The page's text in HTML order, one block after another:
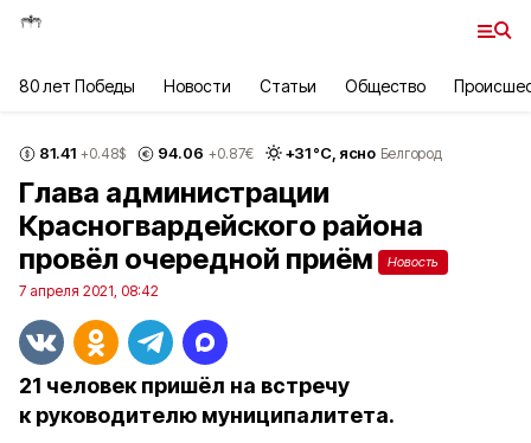
80 лет Победы Новости Статьи Общество
81.41 +0.48$ 94.06 +0.87€ +31°С, ясно Белгород
Глава администрации
Красногвардейского района
провёл очередной приём
Новость
7 апреля 2021, 08:42
21 человек пришёл на встречу
к руководителю муниципалитета.